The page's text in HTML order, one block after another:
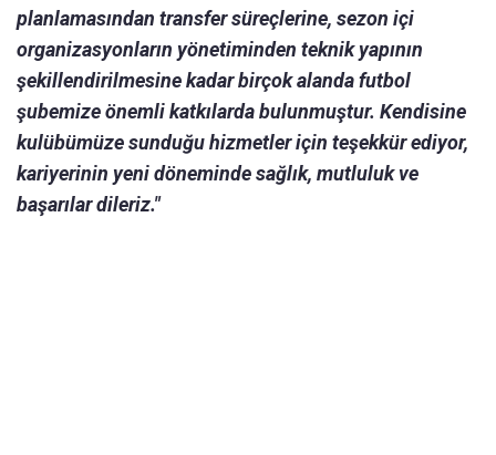
planlamasından transfer süreçlerine, sezon içi
organizasyonların yönetiminden teknik yapının
şekillendirilmesine kadar birçok alanda futbol
şubemize önemli katkılarda bulunmuştur. Kendisine
kulübümüze sunduğu hizmetler için teşekkür ediyor,
kariyerinin yeni döneminde sağlık, mutluluk ve
başarılar dileriz."